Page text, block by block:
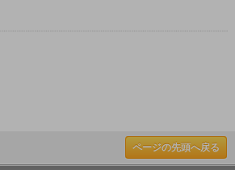
ページの先頭へ戻る